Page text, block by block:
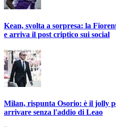
Kean, svolta a sorpresa: la
e arriva il post criptico sui social
Milan, rispunta Osorio: è il jolly
arrivare senza l'addio di Leao